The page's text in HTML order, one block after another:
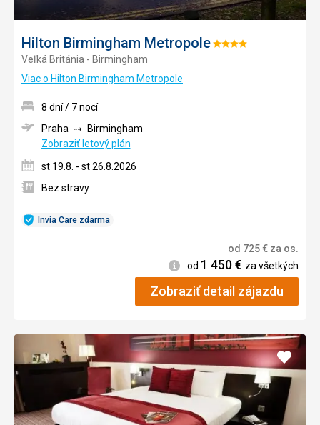
Hilton Birmingham MetropoleHodnotenie:
Veľká Británia - Birmingham
Viac o Hilton Birmingham Metropole
Invia Care zdarma
8 dní / 7 nocí
Praha
Birmingham
Zobraziť letový plán
st 19.8. - st 26.8.2026
Bez stravy
od 725€ za os.
Informácie
od 1 450€ za všetkých
Zobraziť detail zájazdu
Pridať
do